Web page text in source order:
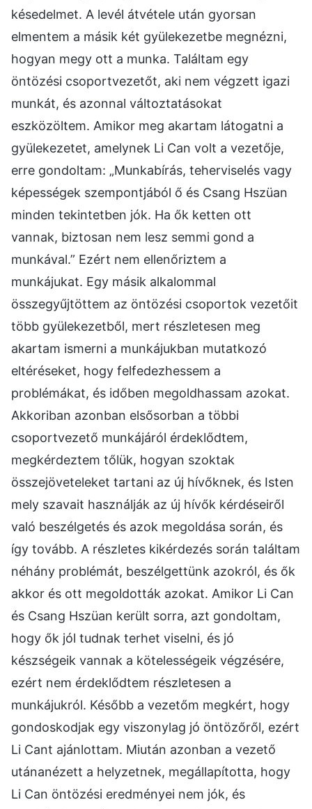
késedelmet. A levél átvétele után gyorsan
elmentem a másik két gyülekezetbe megnézni,
hogyan megy ott a munka. Találtam egy
öntözési csoportvezetőt, aki nem végzett igazi
munkát, és azonnal változtatásokat
eszközöltem. Amikor meg akartam látogatni a
gyülekezetet, amelynek Li Can volt a vezetője,
erre gondoltam: „Munkabírás, teherviselés vagy
képességek szempontjából ő és Csang Hszüan
minden tekintetben jók. Ha ők ketten ott
vannak, biztosan nem lesz semmi gond a
munkával.” Ezért nem ellenőriztem a
munkájukat. Egy másik alkalommal
összegyűjtöttem az öntözési csoportok vezetőit
több gyülekezetből, mert részletesen meg
akartam ismerni a munkájukban mutatkozó
eltéréseket, hogy felfedezhessem a
problémákat, és időben megoldhassam azokat.
Akkoriban azonban elsősorban a többi
csoportvezető munkájáról érdeklődtem,
megkérdeztem tőlük, hogyan szoktak
összejöveteleket tartani az új hívőknek, és Isten
mely szavait használják az új hívők kérdéseiről
való beszélgetés és azok megoldása során, és
így tovább. A részletes kikérdezés során találtam
néhány problémát, beszélgettünk azokról, és ők
akkor és ott megoldották azokat. Amikor Li Can
és Csang Hszüan került sorra, azt gondoltam,
hogy ők jól tudnak terhet viselni, és jó
készségeik vannak a kötelességeik végzésére,
ezért nem érdeklődtem részletesen a
munkájukról. Később a vezetőm megkért, hogy
gondoskodjak egy viszonylag jó öntözőről, ezért
Li Cant ajánlottam. Miután azonban a vezető
utánanézett a helyzetnek, megállapította, hogy
Li Can öntözési eredményei nem jók, és